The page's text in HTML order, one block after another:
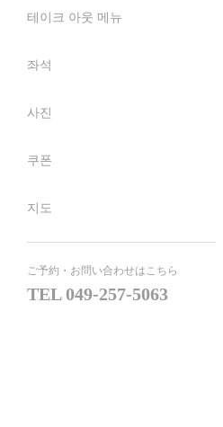
테이크 아웃 메뉴
좌석
사진
쿠폰
지도
ご予約・お問い合わせはこちら
TEL049-257-5063